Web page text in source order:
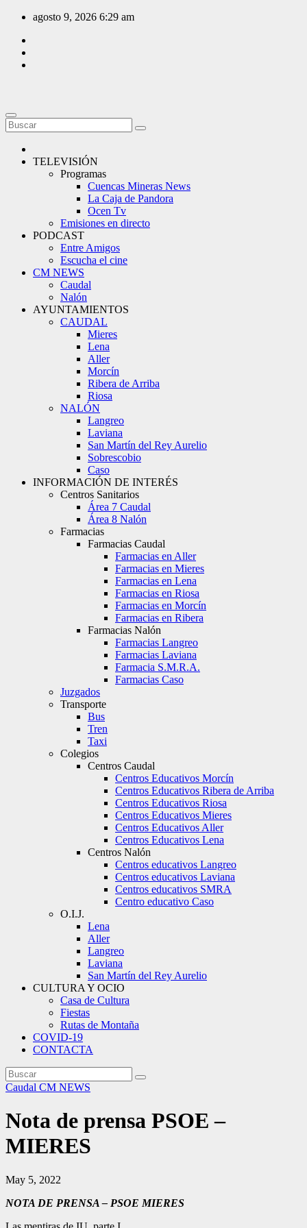
Saltar
contenido
agosto 9, 2026 6:29 am
TELEVISIÓN
Programas
Cuencas Mineras News
La Caja de Pandora
Ocen Tv
Emisiones en directo
PODCAST
Entre Amigos
Escucha el cine
CM NEWS
Caudal
Nalón
AYUNTAMIENTOS
CAUDAL
Mieres
Lena
Aller
Morcín
Ribera de Arriba
Riosa
NALÓN
Langreo
Laviana
San Martín del Rey Aurelio
Sobrescobio
Caso
INFORMACIÓN DE INTERÉS
Centros Sanitarios
Área 7 Caudal
Área 8 Nalón
Farmacias
Farmacias Caudal
Farmacias en Aller
Farmacias en Mieres
Farmacias en Lena
Farmacias en Riosa
Farmacias en Morcín
Farmacias en Ribera
Farmacias Nalón
Farmacias Langreo
Farmacias Laviana
Farmacia S.M.R.A.
Farmacias Caso
Juzgados
Transporte
Bus
Tren
Taxi
Colegios
Centros Caudal
Centros Educativos Morcín
Centros Educativos Ribera de Arriba
Centros Educativos Riosa
Centros Educativos Mieres
Centros Educativos Aller
Centros Educativos Lena
Centros Nalón
Centros educativos Langreo
Centros educativos Laviana
Centros educativos SMRA
Centro educativo Caso
O.I.J.
Lena
Aller
Langreo
Laviana
San Martín del Rey Aurelio
CULTURA Y OCIO
Casa de Cultura
Fiestas
Rutas de Montaña
COVID-19
CONTACTA
Caudal CM NEWS
Nota de prensa PSOE –
MIERES
May 5, 2022
NOTA DE PRENSA – PSOE MIERES